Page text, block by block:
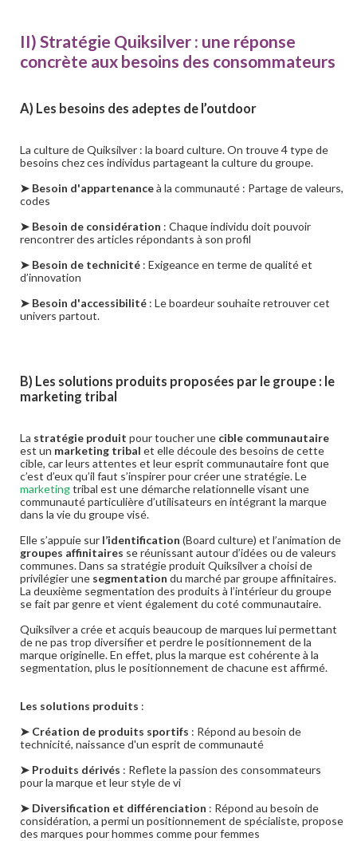
II) Stratégie Quiksilver : une réponse
concrète aux besoins des consommateurs
A) Les besoins des adeptes de l’outdoor
La culture de Quiksilver : la board culture. On trouve 4 type de
besoins chez ces individus partageant la culture du groupe.
➤ Besoin d'appartenanceà la communauté : Partage de valeurs,
codes
➤ Besoin de considération : Chaque individu doit pouvoir
rencontrer des articles répondants à son profil
➤ Besoin de technicité : Exigeance en terme de qualité et
d’innovation
➤ Besoin d'accessibilité : Le boardeur souhaite retrouver cet
univers partout.
B) Les solutions produits proposées par le groupe : le
marketing tribal
La stratégie produit pour toucher une cible communautaire
est un marketing tribal et elle découle des besoins de cette
cible, car leurs attentes et leur esprit communautaire font que
c’est d’eux qu’il faut s’inspirer pour créer une stratégie. Le
marketingtribal est une démarche relationnelle visant une
communauté particulière d’utilisateurs en intégrant la marque
dans la vie du groupe visé.
Elle s’appuie sur l’identification (Board culture) et l’animation de
groupes affinitaires se réunissant autour d’idées ou de valeurs
communes. Dans sa stratégie produit Quiksilver a choisi de
privilégier une segmentation du marché par groupe affinitaires.
La deuxième segmentation des produits à l’intérieur du groupe
se fait par genre et vient également du coté communautaire.
Quiksilver a crée et acquis beaucoup de marques lui permettant
de ne pas trop diversifier et perdre le positionnement de la
marque originelle. En effet, plus la marque est cohérente à la
segmentation, plus le positionnement de chacune est affirmé.
Les solutions produits :
➤ Création de produits sportifs : Répond au besoin de
technicité, naissance d'un esprit de communauté
➤ Produits dérivés : Reflete la passion des consommateurs
pour la marque et leur style de vi
➤ Diversification et différenciation : Répond au besoin de
considération, a permi un positionnement de spécialiste, propose
des marques pour hommes comme pour femmes